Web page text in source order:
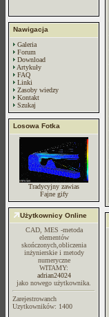
Nawigacja
Galeria
Forum
Download
Artykuły
FAQ
Linki
Zasoby wiedzy
Kontakt
Szukaj
Losowa Fotka
Tradycyjny zawias
Fajne gify
Użytkownicy Online
CAD, MES -metoda
elementów
skończonych,obliczenia
inżynierskie i metody
numeryczne
WITAMY:
adrian24024
jako nowego użytkownika.
Zarejestrowanch
Uzytkowników: 1400